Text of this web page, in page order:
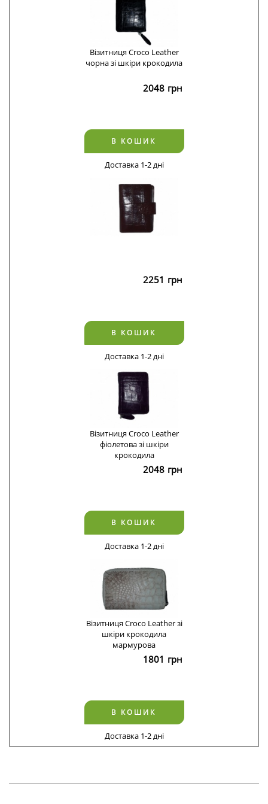
Візитниця Croco Leather
чорна зі шкіри крокодила
2048 грн
В КОШИК
Доставка 1-2 дні
2251 грн
В КОШИК
Доставка 1-2 дні
Візитниця Croco Leather
фіолетова зі шкіри
крокодила
2048 грн
В КОШИК
Доставка 1-2 дні
Візитниця Croco Leather зі
шкіри крокодила
мармурова
1801 грн
В КОШИК
Доставка 1-2 дні